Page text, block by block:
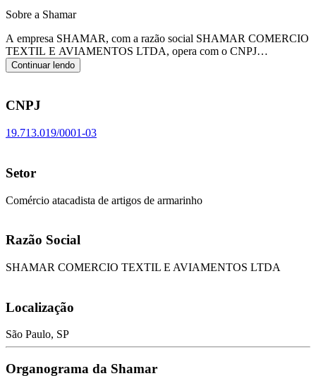
Sobre a Shamar
A empresa SHAMAR, com a razão social SHAMAR COMERCIO
TEXTIL E AVIAMENTOS LTDA, opera com o CNPJ
19.713.019/0001-03 e tem sua sede localizada em Sao Paulo/SP.
Seu foco principal de atuação é de comércio atacadista de artigos de
Continuar lendo
CNPJ
19.713.019/0001-03
Setor
Comércio atacadista de artigos de armarinho
Razão Social
SHAMAR COMERCIO TEXTIL E AVIAMENTOS LTDA
Localização
São Paulo, SP
Organograma da Shamar